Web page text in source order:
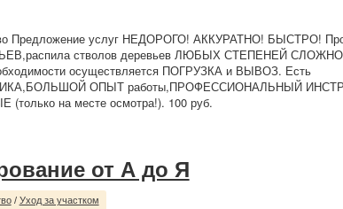
Предложение услуг НЕДОРОГО! АККУРАТНО! БЫСТРО!
стволов деревьев ЛЮБЫХ СТЕПЕНЕЙ
осуществляется ПОГРУЗКА и ВЫВОЗ. Есть
ОПЫТ работы,ПРОФЕССИОНАЛЬНЫЙ
на месте осмотра!). 100 руб.
от А до Я
/ Уход за участком